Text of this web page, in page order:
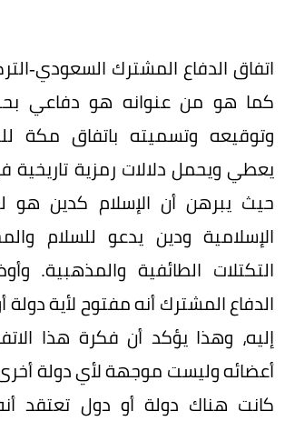
اتفاق الدفاع المشترك السعودي-
كما هو من عنوانه هو دفاعي
وتوقيعه وتسميته باتفاق مكة
يعطي ويحمل دلالات رمزية تاريخية
حيث يبرهن أن الإسلام كدين هو
الإسلامية ودين يدعو للسلام
التكتلات الطائفية والمذهبية.
الدفاع المشترك أنه مفتوح لأية دولة
إليه، وهذا يؤكد أن فكرة هذا
أعضائه وليست موجهة لأي دولة
كانت هناك دولة أو دول تعتقد